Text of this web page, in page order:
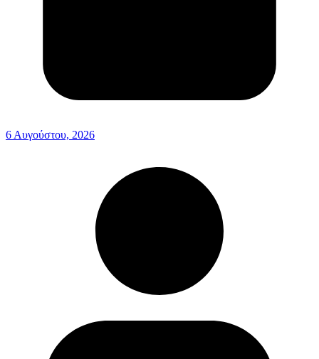
6 Αυγούστου, 2026